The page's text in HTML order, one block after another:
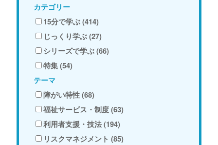
カテゴリー
15分で学ぶ (414)
じっくり学ぶ (27)
シリーズで学ぶ (66)
特集 (54)
テーマ
障がい特性 (68)
福祉サービス・制度 (63)
利用者支援・技法 (194)
リスクマネジメント (85)